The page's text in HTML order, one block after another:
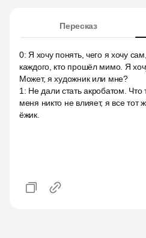
Пересказ
0: Я хочу понять, чего я хочу
каждого, кто прошёл мимо. Я
Может, я художник или мне?
1 : Не дали стать акробатом. Что
меня никто не влияет, я все
ёжик.